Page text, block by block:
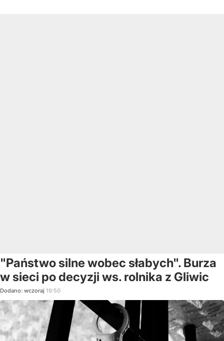
"Państwo silne wobec słabych". Burza
w sieci po decyzji ws. rolnika z Gliwic
Dodano: wczoraj 19:50